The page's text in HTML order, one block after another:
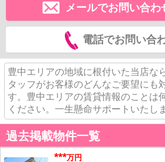
メールでお問い合わ
電話でお問い合
豊中エリアの地域に根付いた当店な
タッフがお客様のどんなご要望にも
す。豊中エリアの賃貸情報のことは
ください。一生懸命サポートいたし
過去掲載物件一覧
***万円